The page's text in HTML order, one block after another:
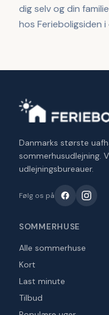
dig selv og din
hos Ferieboligsiden i
Danmarks største
sommerhusudlejning.
udlejningsbureauer.
Følg os på
SOMMERHUSE
Alle sommerhuse
Kort
Last minute
Tilbud